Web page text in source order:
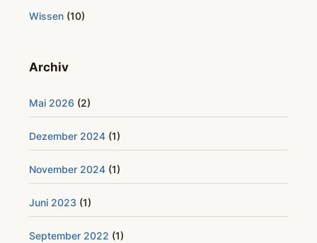
Wissen (10)
Archiv
Mai 2026 (2)
Dezember 2024 (1)
November 2024 (1)
Juni 2023 (1)
September 2022 (1)